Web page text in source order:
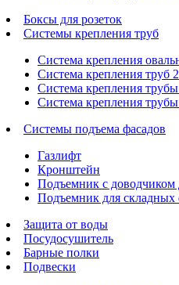
Боксы для розеток
Системы крепления труб
Система крепления
Система крепления труб
Система крепления
Система крепления
Системы подъема фасадов
Газлифт
Кронштейн
Подъемник с доводчиком
Подъемник для складных
Защита от воды
Посудосушитель
Барные полки
Подвески